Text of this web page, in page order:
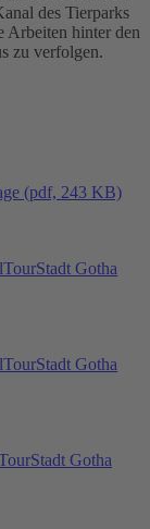
des Tierparks
Arbeiten hinter den
zu verfolgen.
(pdf, 243 KB)
Gotha
Gotha
Gotha